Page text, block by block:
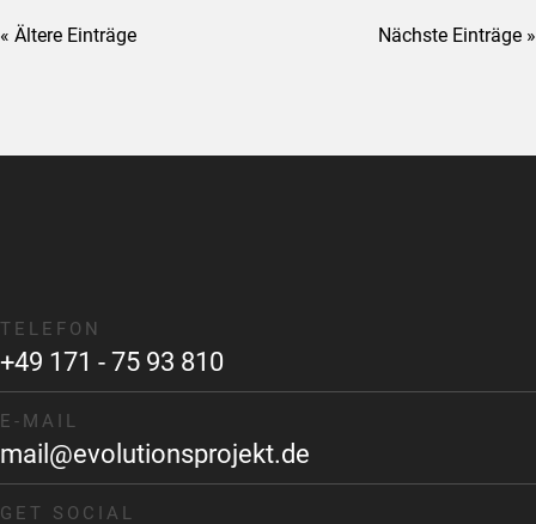
« Ältere Einträge Nächste Einträge »
TELEFON
+49 171 - 75 93 810
E-MAIL
mail@evolutionsprojekt.de
GET SOCIAL